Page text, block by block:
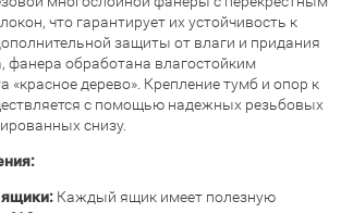
что гарантирует их устойчивость к
защиты от влаги и придания
фанера обработана влагостойким
«красное дерево». Крепление тумб и опор к
с помощью надежных резьбовых
снизу.
Каждый ящик имеет полезную